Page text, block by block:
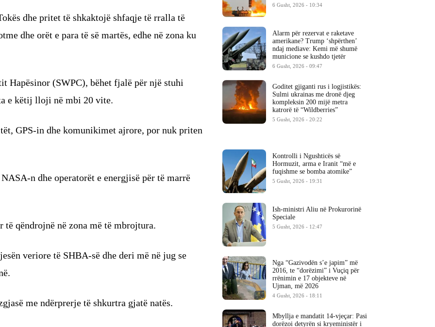
dhe pritet të shkaktojë shfaqje të rralla të
dhe orët e para të së martës, edhe në zona ku
Hapësinor (SWPC), bëhet fjalë për një stuhi
e këtij lloji në mbi 20 vite.
GPS-in dhe komunikimet ajrore, por nuk priten
n dhe operatorët e energjisë për të marrë
të qëndrojnë në zona më të mbrojtura.
veriore të SHBA-së dhe deri më në jug se
me ndërprerje të shkurtra gjatë natës.
6 Gusht, 2026 - 10:34
Alarm për rezervat e raketave
amerikane? Trump ‘shpërthen’
ndaj mediave: Kemi më shumë
municione se kushdo tjetër
6 Gusht, 2026 - 09:47
Goditet gjiganti rus i logjistikës:
Sulmi ukrainas me dronë djeg
kompleksin 200 mijë metra
katrorë të “Wildberries”
5 Gusht, 2026 - 20:22
Kontrolli i Ngushticës së
Hormuzit, arma e Iranit “më e
fuqishme se bomba atomike”
5 Gusht, 2026 - 19:31
Ish-ministri ​Aliu në Prokurorinë
Speciale
5 Gusht, 2026 - 12:47
Nga “Gazivodën s’e japim” më
2016, te “dorëzimi” i Vuçiq për
rrënimin e 17 objekteve në
Ujman, më 2026
4 Gusht, 2026 - 18:11
Mbyllja e mandatit 14-vjeçar: Pasi
dorëzoi detyrën si kryeministër i